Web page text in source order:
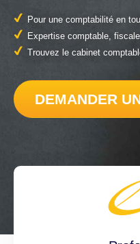
Pour une comptabilité en
Expertise comptable,
Trouvez le cabinet
DEMANDER